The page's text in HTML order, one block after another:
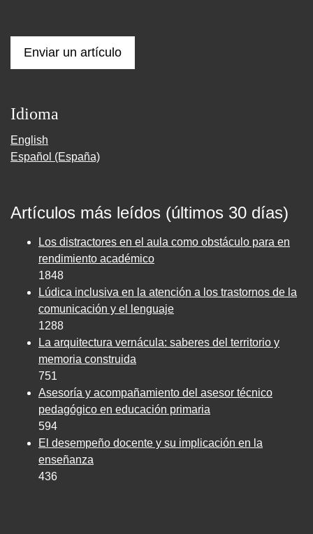
Enviar un artículo
Idioma
English
Español (España)
Artículos más leídos (últimos 30 días)
Los distractores en el aula como obstáculo para en
rendimiento académico
1848
Lúdica inclusiva en la atención a los trastornos de la
comunicación y el lenguaje
1288
La arquitectura vernácula: saberes del territorio y
memoria construida
751
Asesoría y acompañamiento del asesor técnico
pedagógico en educación primaria
594
El desempeño docente y su implicación en la
enseñanza
436